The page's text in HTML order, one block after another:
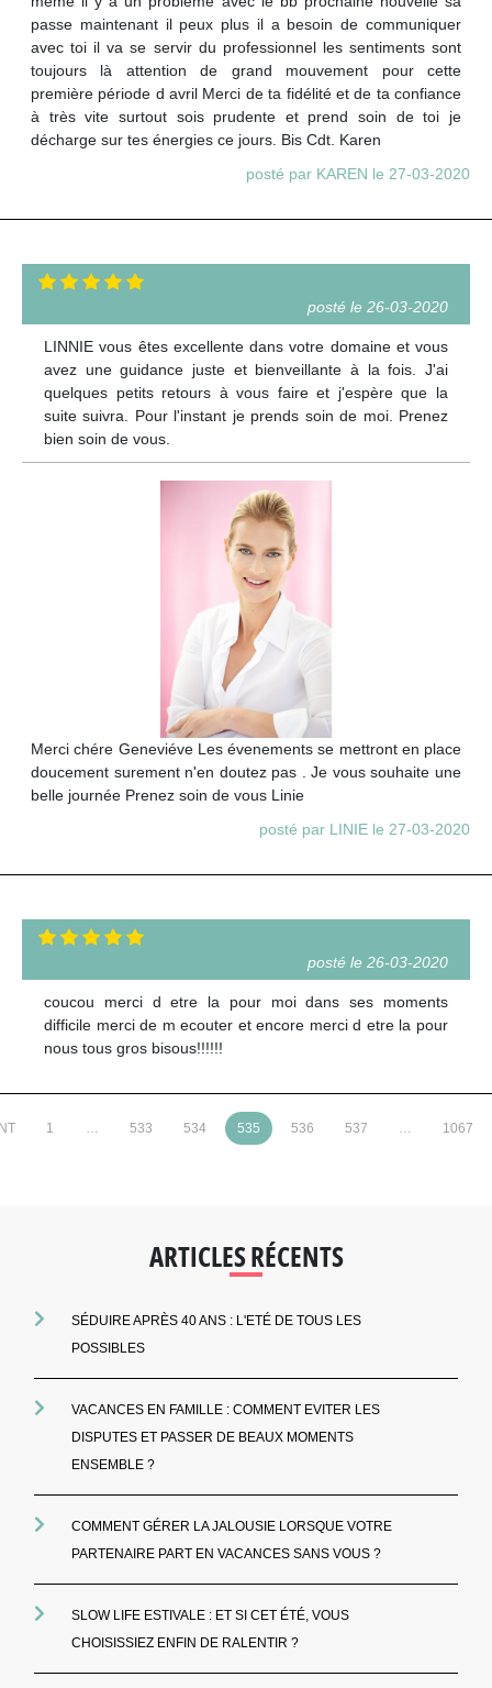
passe maintenant il peux plus il a besoin de communiquer
avec toi il va se servir du professionnel les sentiments sont
toujours là attention de grand mouvement pour cette
première période d avril Merci de ta fidélité et de ta confiance
à très vite surtout sois prudente et prend soin de toi je
décharge sur tes énergies ce jours. Bis Cdt. Karen
posté par KAREN le 27-03-2020
posté le 26-03-2020
LINNIE vous êtes excellente dans votre domaine et vous
avez une guidance juste et bienveillante à la fois. J'ai
quelques petits retours à vous faire et j'espère que la
suite suivra. Pour l'instant je prends soin de moi. Prenez
bien soin de vous.
Merci chére Geneviéve Les évenements se mettront en place
doucement surement n'en doutez pas . Je vous souhaite une
belle journée Prenez soin de vous Linie
posté par LINIE le 27-03-2020
posté le 26-03-2020
coucou merci d etre la pour moi dans ses moments
difficile merci de m ecouter et encore merci d etre la pour
nous tous gros bisous!!!!!!
1 … 533 534 535 536 537 … 1067
ARTICLES RÉCENTS
SÉDUIRE APRÈS 40 ANS : L'ETÉ DE TOUS LES
POSSIBLES
VACANCES EN FAMILLE : COMMENT EVITER LES
DISPUTES ET PASSER DE BEAUX MOMENTS
ENSEMBLE ?
COMMENT GÉRER LA JALOUSIE LORSQUE VOTRE
PARTENAIRE PART EN VACANCES SANS VOUS ?
SLOW LIFE ESTIVALE : ET SI CET ÉTÉ, VOUS
CHOISISSIEZ ENFIN DE RALENTIR ?